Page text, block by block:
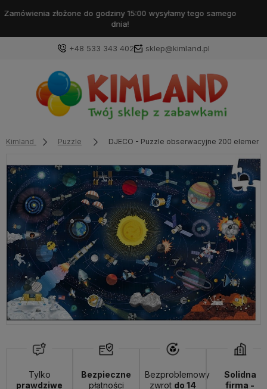
Darmowa dostawa od 99 zł!
+48 533 343 402 sklep@kimland.pl
Kimland Puzzle DJECO - Puzzle obserwacyjne 200
Tylko
prawdziwe
Bezpieczne
płatności
Bezproblemowy
zwrot do 14
Solidna
firma -